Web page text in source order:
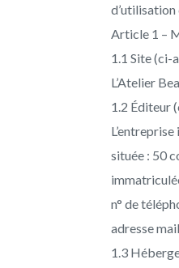
d’utilisation
Article 1 –
1.1 Site (ci-
L’Atelier
1.2 Éditeur
située : 50
n° de
adresse
1.3